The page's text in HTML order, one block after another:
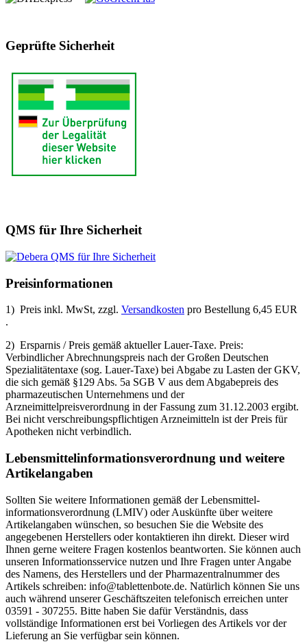
Geprüfte Sicherheit
QMS für Ihre Sicherheit
Preisinformationen
1) Preis inkl. MwSt, zzgl. Versandkosten pro Bestellung 6,45 EUR
.
2) Ersparnis / Preis gemäß aktueller Lauer-Taxe. Preis:
Verbindlicher Abrechnungspreis nach der Großen Deutschen
Spezialitätentaxe (sog. Lauer-Taxe) bei Abgabe zu Lasten der GKV,
die sich gemäß §129 Abs. 5a SGB V aus dem Abgabepreis des
pharmazeutischen Unternehmens und der
Arzneimittelpreisverordnung in der Fassung zum 31.12.2003 ergibt.
Bei nicht verschreibungspflichtigen Arzneimitteln ist der Preis für
Apotheken nicht verbindlich.
Lebensmittel­informations­verordnung und weitere
Artikelangaben
Sollten Sie weitere Informationen gemäß der Lebensmittel­
informations­verordnung (LMIV) oder Auskünfte über weitere
Artikelangaben wünschen, so besuchen Sie die Website des
angegebenen Herstellers oder kontaktieren ihn direkt. Dieser wird
Ihnen gerne weitere Fragen kostenlos beantworten. Sie können auch
unseren Informationsservice nutzen und Ihre Fragen unter Angabe
des Namens, des Herstellers und der Pharmazentralnummer des
Artikels schreiben: info@tablettenbote.de. Natürlich können Sie uns
auch während unserer Geschäftszeiten telefonisch erreichen unter
03591 - 307255. Bitte haben Sie dafür Verständnis, dass
vollständige Informationen erst bei Vorliegen des Artikels vor der
Lieferung an Sie verfügbar sein können.